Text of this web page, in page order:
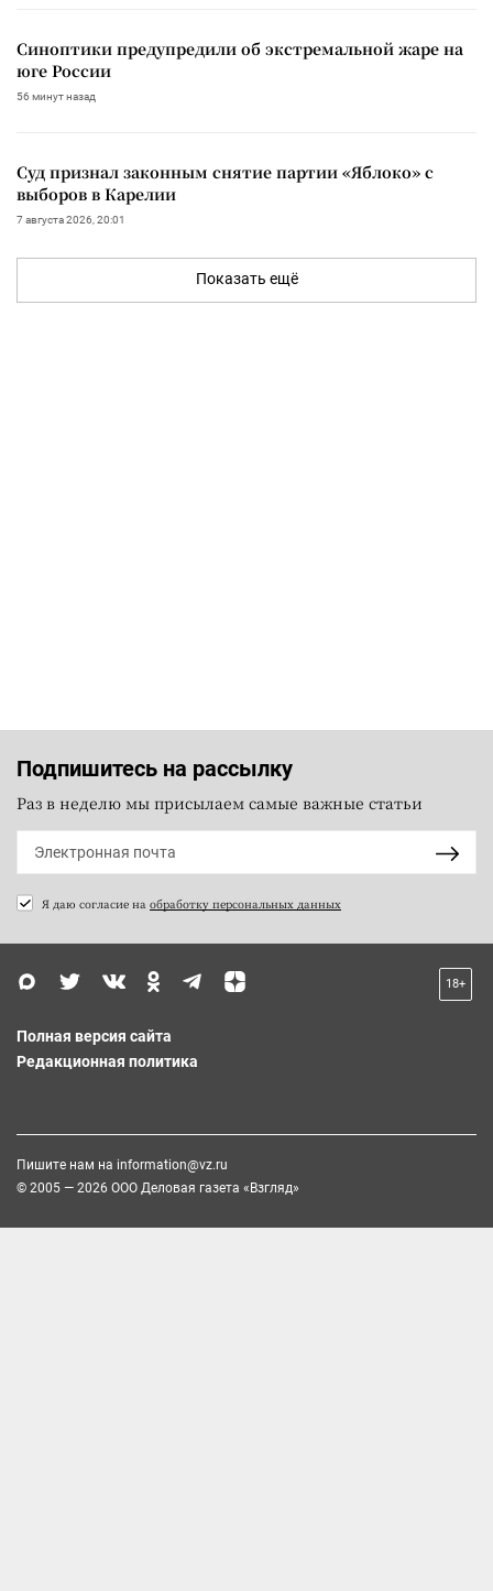
Синоптики предупредили об экстремальной жаре на
юге России
56 минут назад
Суд признал законным снятие партии «Яблоко» с
выборов в Карелии
7 августа 2026, 20:01
Показать ещё
Подпишитесь на рассылку
Раз в неделю мы присылаем самые важные статьи
Я даю согласие на обработку персональных данных
18+
Полная версия сайта
Редакционная политика
Пишите нам на information@vz.ru
© 2005 — 2026 ООО Деловая газета «Взгляд»